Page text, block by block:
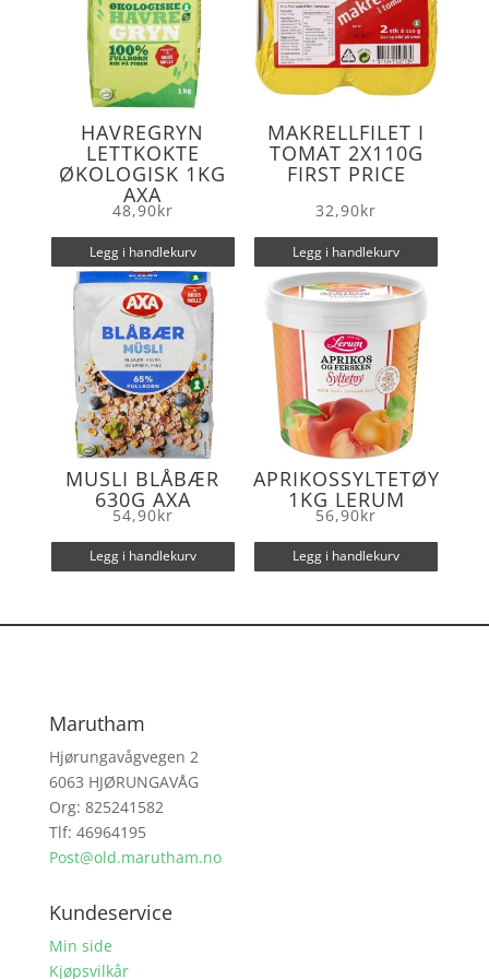
HAVREGRYN
LETTKOKTE
ØKOLOGISK 1KG
AXA
48,90kr
Legg i handlekurv
MAKRELLFILET I
TOMAT 2X110G
FIRST PRICE
32,90kr
Legg i handlekurv
MUSLI BLÅBÆR
630G AXA
54,90kr
Legg i handlekurv
APRIKOSSYLTETØY
1KG LERUM
56,90kr
Legg i handlekurv
Marutham
Hjørungavågvegen 2
6063 HJØRUNGAVÅG
Org: 825241582
Tlf: 46964195
Post@old.marutham.no
Kundeservice
Min side
Kjøpsvilkår